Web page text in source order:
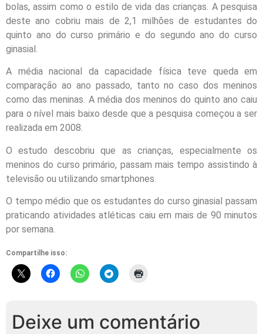
bolas, assim como o estilo de vida das crianças. A pesquisa
deste ano cobriu mais de 2,1 milhões de estudantes do
quinto ano do curso primário e do segundo ano do curso
ginasial.
A média nacional da capacidade física teve queda em
comparação ao ano passado, tanto no caso dos meninos
como das meninas. A média dos meninos do quinto ano caiu
para o nível mais baixo desde que a pesquisa começou a ser
realizada em 2008.
O estudo descobriu que as crianças, especialmente os
meninos do curso primário, passam mais tempo assistindo à
televisão ou utilizando smartphones.
O tempo médio que os estudantes do curso ginasial passam
praticando atividades atléticas caiu em mais de 90 minutos
por semana.
Compartilhe isso:
Deixe um comentário